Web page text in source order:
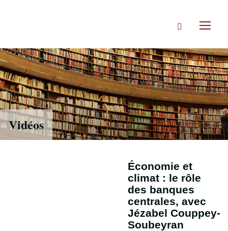
Rechercher
Vidéos
Économie et
climat : le rôle
des banques
centrales, avec
Jézabel Couppey-
Soubeyran